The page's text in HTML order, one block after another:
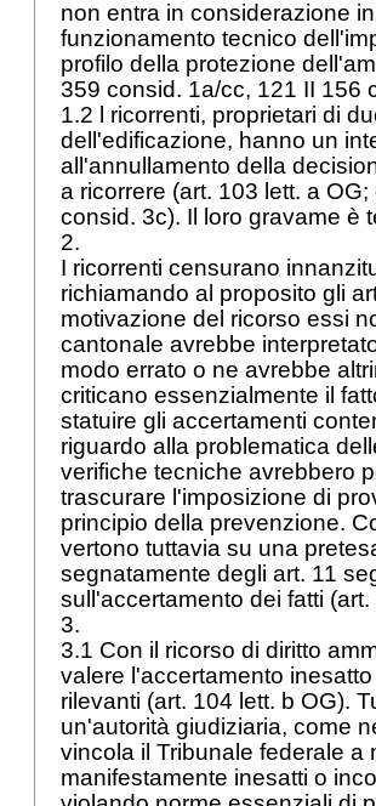
non entra in considerazione
funzionamento tecnico
profilo della protezione
359 consid. 1a/cc, 121 II 156
1.2 l ricorrenti, proprietari di
dell'edificazione, hanno un
all'annullamento della
a ricorrere (art. 103 lett. a OG;
consid. 3c). Il loro gravame è
2.
I ricorrenti censurano
richiamando al proposito gli
motivazione del ricorso essi
cantonale avrebbe
modo errato o ne avrebbe
criticano essenzialmente il
statuire gli accertamenti
riguardo alla problematica
verifiche tecniche avrebbero
trascurare l'imposizione di
principio della prevenzione.
vertono tuttavia su una
segnatamente degli art. 11
sull'accertamento dei fatti (art.
3.
3.1 Con il ricorso di diritto
valere l'accertamento
rilevanti (art. 104 lett. b OG).
un'autorità giudiziaria, come
vincola il Tribunale federale a
manifestamente inesatti o